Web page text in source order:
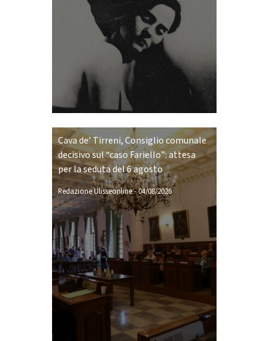
Cava de’ Tirreni, Consiglio comunale
decisivo sul “caso Fariello”: attesa
per la seduta del 6 agosto
Redazione Ulisseonline-04/08/2026